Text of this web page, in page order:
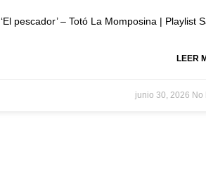
‘El pescador’ – Totó La Momposina |
LEER
junio 30, 2026 No